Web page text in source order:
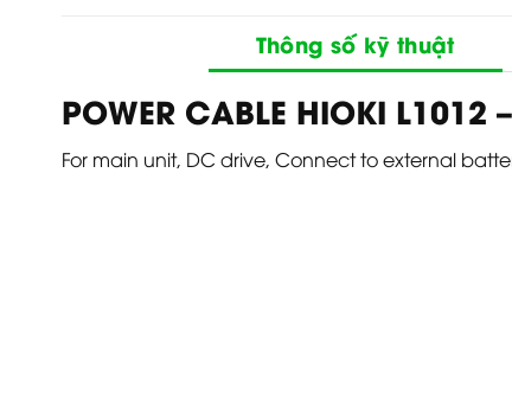
Thông số kỹ thuật
POWER CABLE HIOKI L1012
For main unit, DC drive, Connect to external